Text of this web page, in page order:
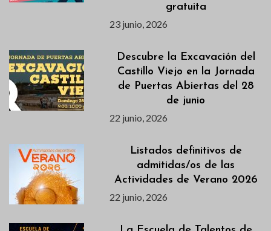
gratuita
23 junio, 2026
Descubre la Excavación del
Castillo Viejo en la Jornada
de Puertas Abiertas del 28
de junio
22 junio, 2026
Listados definitivos de
admitidas/os de las
Actividades de Verano 2026
22 junio, 2026